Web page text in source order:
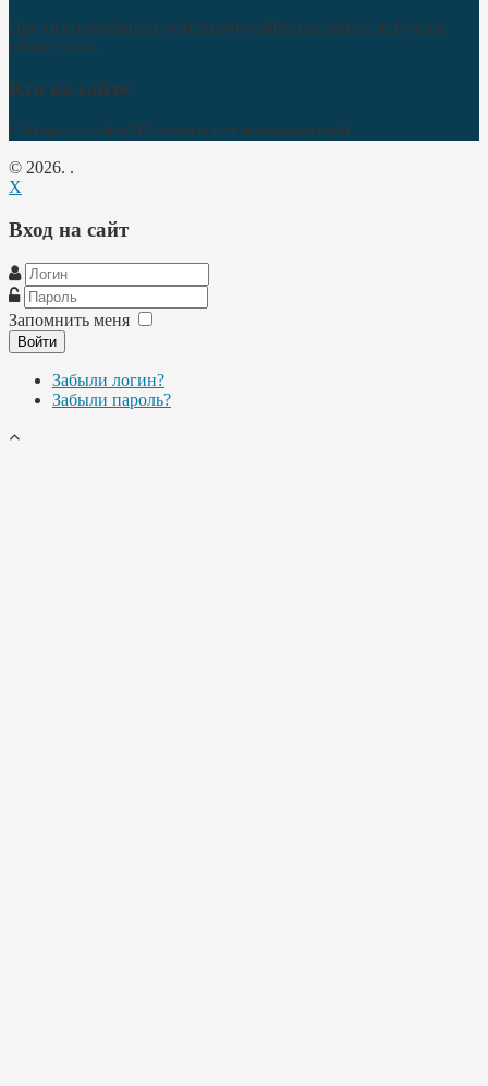
При использовании материалов сайта ссылка на источник
обязательна.
Кто на сайте
Сейчас на сайте 82 гостя и нет пользователей
© 2026. .
X
Вход на сайт
Запомнить меня
Войти
Забыли логин?
Забыли пароль?